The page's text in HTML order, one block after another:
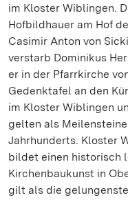
im Kloster Wiblingen.
Hofbildhauer am Hof
Casimir Anton von
verstarb Dominikus
er in der Pfarrkirche
Gedenktafel an den
im Kloster Wiblingen
gelten als
Jahrhunderts. Kloster
bildet einen historisch
Kirchenbaukunst in
gilt als die